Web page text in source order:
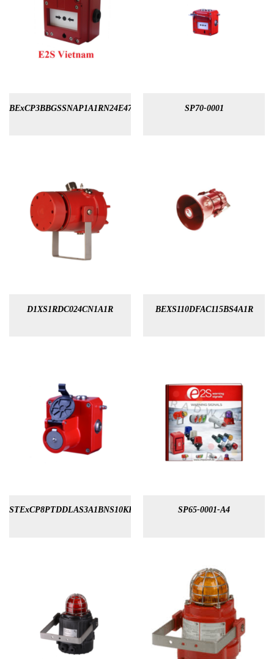
BExCP3BBGSSNAP1A1RN24E47KR SP70-0001
D1XS1RDC024CN1A1R BEXS110DFAC115BS4A1R
STExCP8PTDDLAS3A1BNS10KR SP65-0001-A4